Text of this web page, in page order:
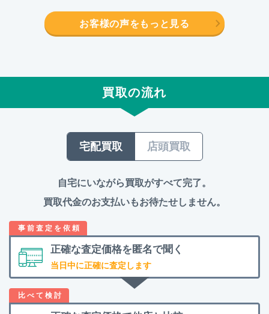
お客様の声をもっと見る
買取の流れ
宅配買取 店頭買取
自宅にいながら買取がすべて完了。
買取代金のお支払いもお待たせしません。
正確な査定価格を 匿名で聞く
当日中に正確に査定します